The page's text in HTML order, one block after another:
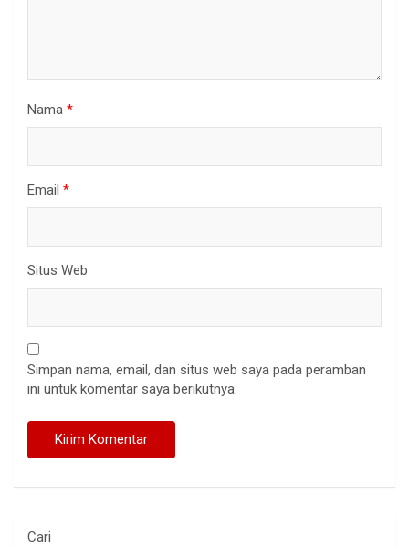
Nama *
Email *
Situs Web
Simpan nama, email, dan situs web saya pada peramban
ini untuk komentar saya berikutnya.
Cari